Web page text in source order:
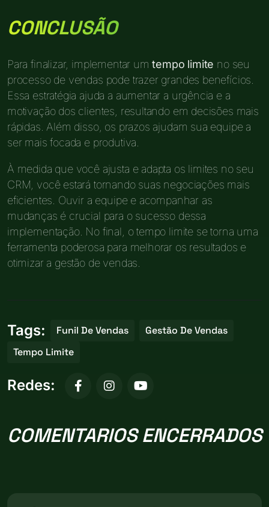
CONCLUSÃO
Para finalizar, implementar umtempo limite no seu
processo de vendas pode trazer grandes benefícios.
Essa estratégia ajuda a aumentar a urgência e a
motivação dos clientes, resultando em decisões mais
rápidas. Além disso, os prazos ajudam sua equipe a
ser mais focada e produtiva.
À medida que você ajusta e adapta os limites no seu
CRM, você estará tornando suas negociações mais
eficientes. Ouvir a equipe e acompanhar as
mudanças é crucial para o sucesso dessa
implementação. No final, o tempo limite se torna uma
ferramenta poderosa para melhorar os resultados e
otimizar a gestão de vendas.
Tags: Funil De Vendas
Gestão De Vendas
Tempo Limite
Redes:
COMENTARIOS ENCERRADOS